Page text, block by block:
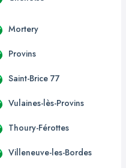
Mortery
Provins
Saint-Brice 77
Vulaines-lès-Provins
Thoury-Férottes
Villeneuve-les-Bordes